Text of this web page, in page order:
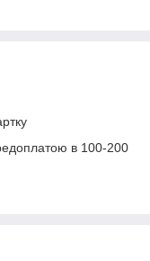
в 100-200